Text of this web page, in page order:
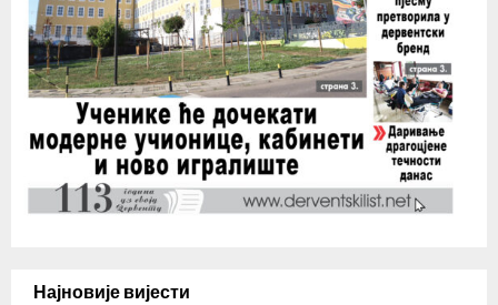
Најновије вијести